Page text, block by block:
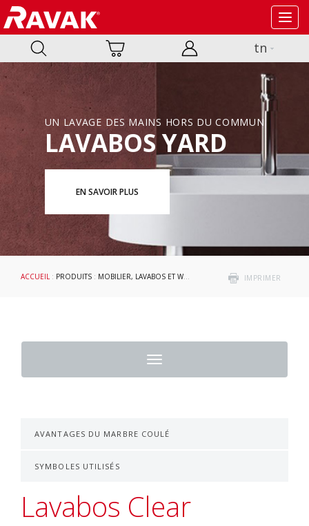
tn
UN LAVAGE DES MAINS HORS DU COMMUN
LAVABOS YARD
EN SAVOIR PLUS
IMPRIMER
ACCUEIL : PRODUITS : MOBILIER, LAVABOS ET WC : : CLEAR
Toggle
navigation
AVANTAGES DU MARBRE COULÉ
SYMBOLES UTILISÉS
Lavabos Clear